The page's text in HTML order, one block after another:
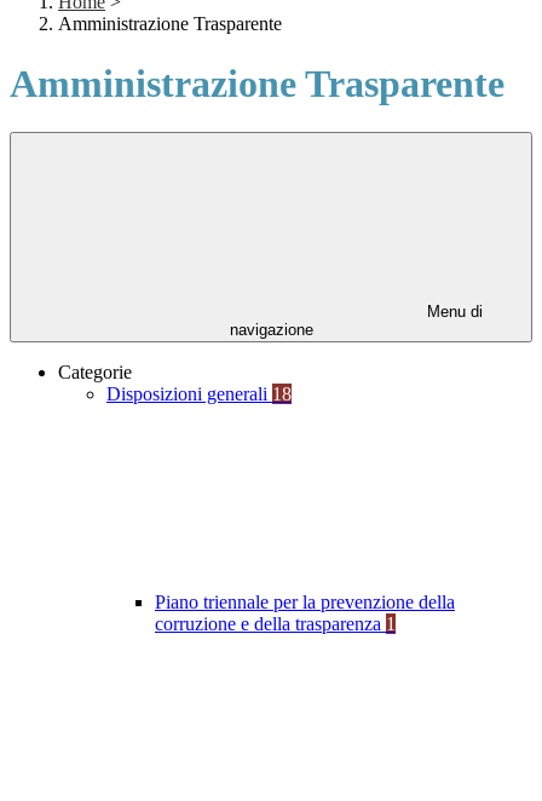
Amministrazione Trasparente
Amministrazione Trasparente
Menu di
navigazione
Categorie
Disposizioni generali 18
Piano triennale per la prevenzione della
corruzione e della trasparenza 1